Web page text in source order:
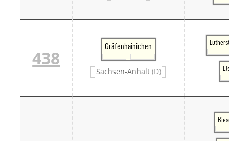
438
Gräfenhainichen
Sachsen-Anhalt (D)